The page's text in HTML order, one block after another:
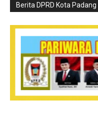
Berita DPRD Kota Padang